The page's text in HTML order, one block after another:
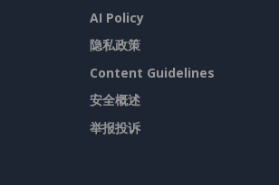
AI Policy
隐私政策
Content Guidelines
安全概述
举报投诉